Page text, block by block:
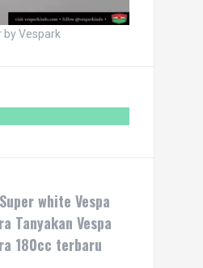
by Vespark
white Vespa
Tanyakan Vespa
180cc terbaru